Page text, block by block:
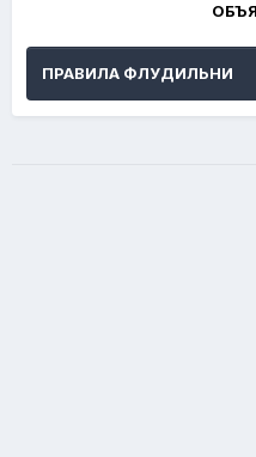
ПРАВИЛА ФЛУДИЛЬНИ